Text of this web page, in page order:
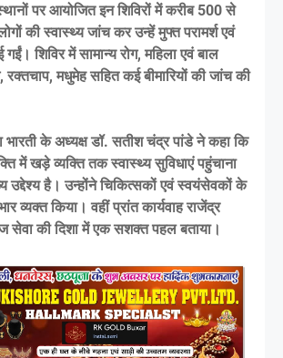
पर आयोजित इन शिविरों में करीब 500 से
की स्वास्थ्य जांच कर उन्हें मुफ्त परामर्श एवं
शिविर में सामान्य रोग, महिला एवं बाल
रक्तचाप, मधुमेह सहित कई बीमारियों की जांच की
के अध्यक्ष डॉ. सतीश चंद्र पांडे ने कहा कि
में खड़े व्यक्ति तक स्वास्थ्य सुविधाएं पहुंचाना
उद्देश्य है। उन्होंने चिकित्सकों एवं स्वयंसेवकों के
व्यक्त किया। वहीं प्रांत कार्यवाह राजेंद्र
सेवा की दिशा में एक सशक्त पहल बताया।